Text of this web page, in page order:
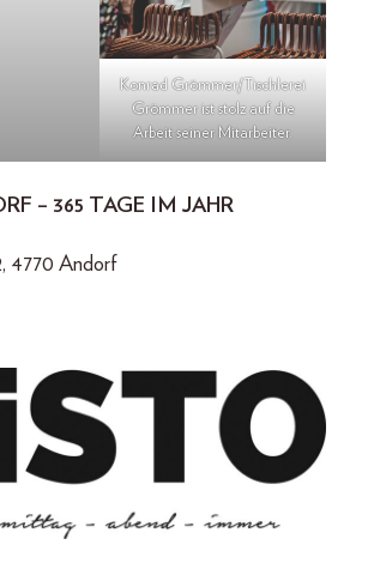
Konrad Grömmer/Tischlerei
Grömmer ist stolz auf die
Arbeit seiner Mitarbeiter.
– 365 TAGE IM JAHR
4770 Andorf